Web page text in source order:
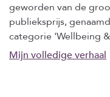
geworden van de
publieksprijs, genaamd
categorie 'Wellbeing
Mijn volledige verhaal